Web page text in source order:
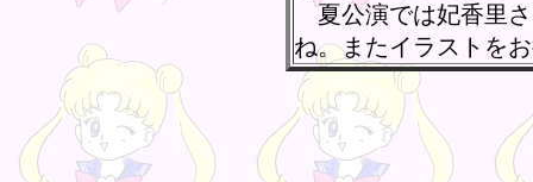
夏公演では妃香里
ね。またイラストを